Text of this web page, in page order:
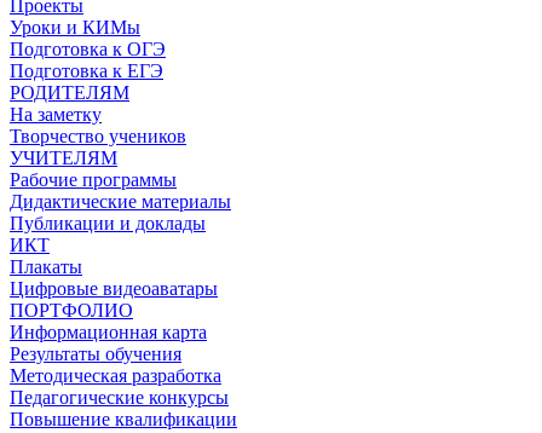
Проекты
Уроки и КИМы
Подготовка к ОГЭ
Подготовка к ЕГЭ
РОДИТЕЛЯМ
На заметку
Творчество учеников
УЧИТЕЛЯМ
Рабочие программы
Дидактические материалы
Публикации и доклады
ИКТ
Плакаты
Цифровые видеоаватары
ПОРТФОЛИО
Информационная карта
Результаты обучения
Методическая разработка
Педагогические конкурсы
Повышение квалификации